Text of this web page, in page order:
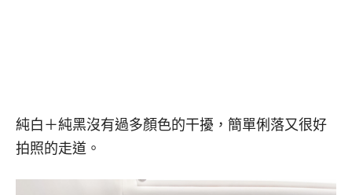
純白＋純黑沒有過多顏色的干擾，簡單俐落又很好
拍照的走道。